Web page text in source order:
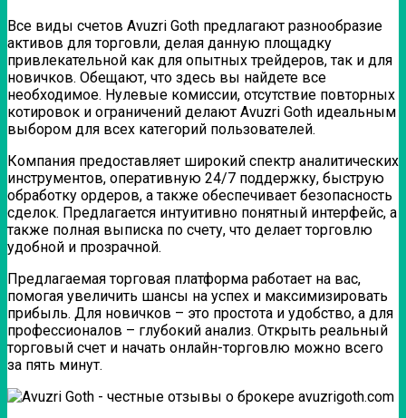
Все виды счетов Avuzri Goth предлагают разнообразие
активов для торговли, делая данную площадку
привлекательной как для опытных трейдеров, так и для
новичков. Обещают, что здесь вы найдете все
необходимое. Нулевые комиссии, отсутствие повторных
котировок и ограничений делают Avuzri Goth идеальным
выбором для всех категорий пользователей.
Компания предоставляет широкий спектр аналитических
инструментов, оперативную 24/7 поддержку, быструю
обработку ордеров, а также обеспечивает безопасность
сделок. Предлагается интуитивно понятный интерфейс, а
также полная выписка по счету, что делает торговлю
удобной и прозрачной.
Предлагаемая торговая платформа работает на вас,
помогая увеличить шансы на успех и максимизировать
прибыль. Для новичков – это простота и удобство, а для
профессионалов – глубокий анализ. Открыть реальный
торговый счет и начать онлайн-торговлю можно всего
за пять минут.